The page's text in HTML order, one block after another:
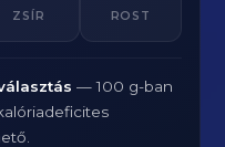
ZSÍR ROST
— 100 g-ban